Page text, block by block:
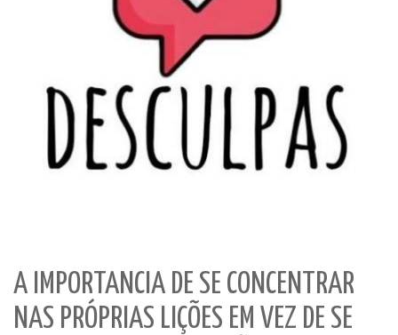
A IMPORTANCIA DE SE CONCENTRAR
NAS PRÓPRIAS LIÇÕES EM VEZ DE SE